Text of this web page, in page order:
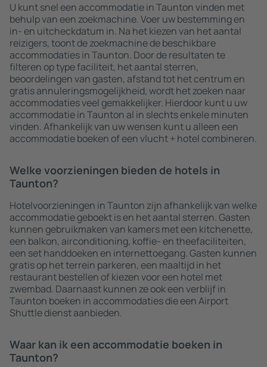
U kunt snel een accommodatie in Taunton vinden met
behulp van een zoekmachine. Voer uw bestemming en
in- en uitcheckdatum in. Na het kiezen van het aantal
reizigers, toont de zoekmachine de beschikbare
accommodaties in Taunton. Door de resultaten te
filteren op type faciliteit, het aantal sterren,
beoordelingen van gasten, afstand tot het centrum en
gratis annuleringsmogelijkheid, wordt het zoeken naar
accommodaties veel gemakkelijker. Hierdoor kunt u uw
accommodatie in Taunton al in slechts enkele minuten
vinden. Afhankelijk van uw wensen kunt u alleen een
accommodatie boeken of een vlucht + hotel combineren.
Welke voorzieningen bieden de hotels in
Taunton?
Hotelvoorzieningen in Taunton zijn afhankelijk van welke
accommodatie geboekt is en het aantal sterren. Gasten
kunnen gebruikmaken van kamers met een kitchenette,
een balkon, airconditioning, koffie- en theefaciliteiten,
een set handdoeken en internettoegang. Gasten kunnen
gratis op het terrein parkeren, een maaltijd in het
restaurant bestellen of kiezen voor een hotel met
zwembad. Daarnaast kunnen ze ook een verblijf in
Taunton boeken in accommodaties die een Airport
Shuttle dienst aanbieden.
Waar kan ik een accommodatie boeken in
Taunton?